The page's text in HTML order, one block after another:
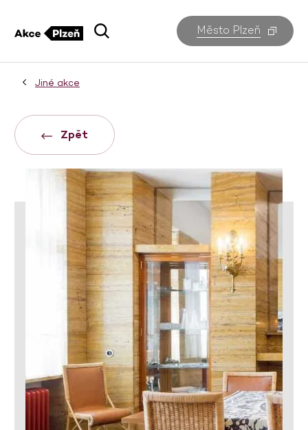
Město Plzeň
Jiné akce
Zpět